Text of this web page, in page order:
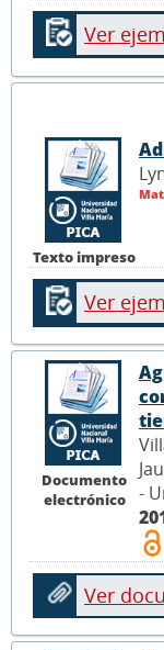
Ver
Texto impreso
Ver
Documento
electrónico
-
Ver